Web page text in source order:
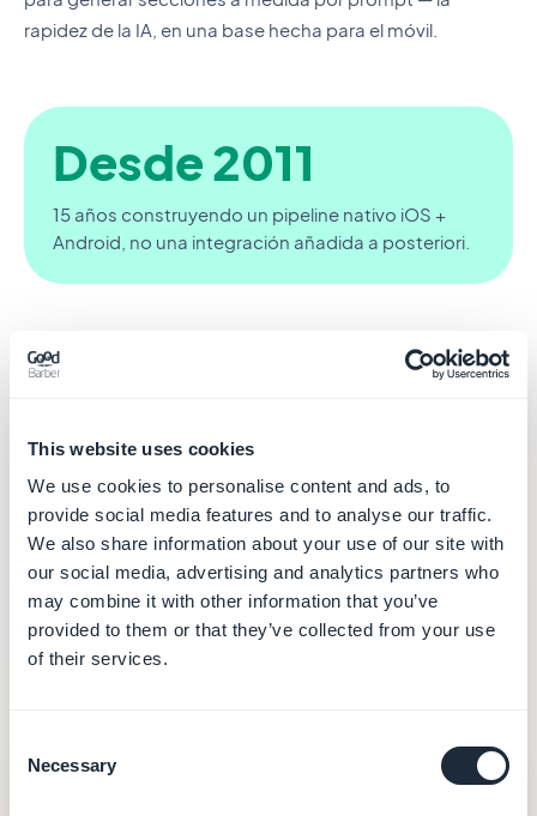
This website uses cookies
We use cookies to personalise content and ads, to
provide social media features and to analyse our traffic.
We also share information about your use of our site with
our social media, advertising and analytics partners who
may combine it with other information that you’ve
provided to them or that they’ve collected from your use
of their services.
Selection
Necessary
rapidez de la IA, en una base hecha para el móvil.
Desde 2011
15 años construyendo un pipeline nativo iOS +
Android, no una integración añadida a posteriori.
El coste real, más allá del
precio anunciado
Base44 factura condos contadores en paralelo—
créditos de mensajes y créditos de integración —
que se vacían con el uso. Esto es, punto por punto,
GoodBarber